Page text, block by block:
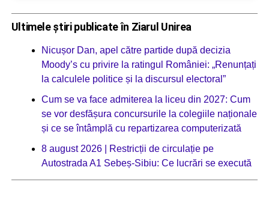
Ultimele știri publicate în Ziarul Unirea
Nicușor Dan, apel către partide după decizia
Moody’s cu privire la ratingul României: „Renunțați
la calculele politice și la discursul electoral”
Cum se va face admiterea la liceu din 2027: Cum
se vor desfășura concursurile la colegiile naționale
și ce se întâmplă cu repartizarea computerizată
8 august 2026 | Restricții de circulație pe
Autostrada A1 Sebeș-Sibiu: Ce lucrări se execută